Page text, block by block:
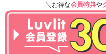
＼お得な会員特典や